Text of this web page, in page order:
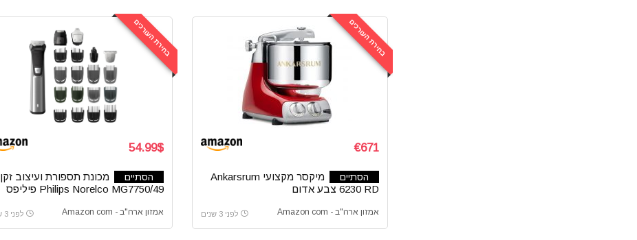
בחירת העורכים
€671
הסתיים
מיקסר מקצועי Ankarsrum
6230 RD צבע אדום
אמזון ארה"ב - Amazon com לפני 3 שנים
בחירת העורכים
54.99$
הסתיים
מכונת תספורת ועיצוב זקן
Philips Norelco MG7750/49 פיליפס
אמזון ארה"ב - Amazon com לפני 3 שנים